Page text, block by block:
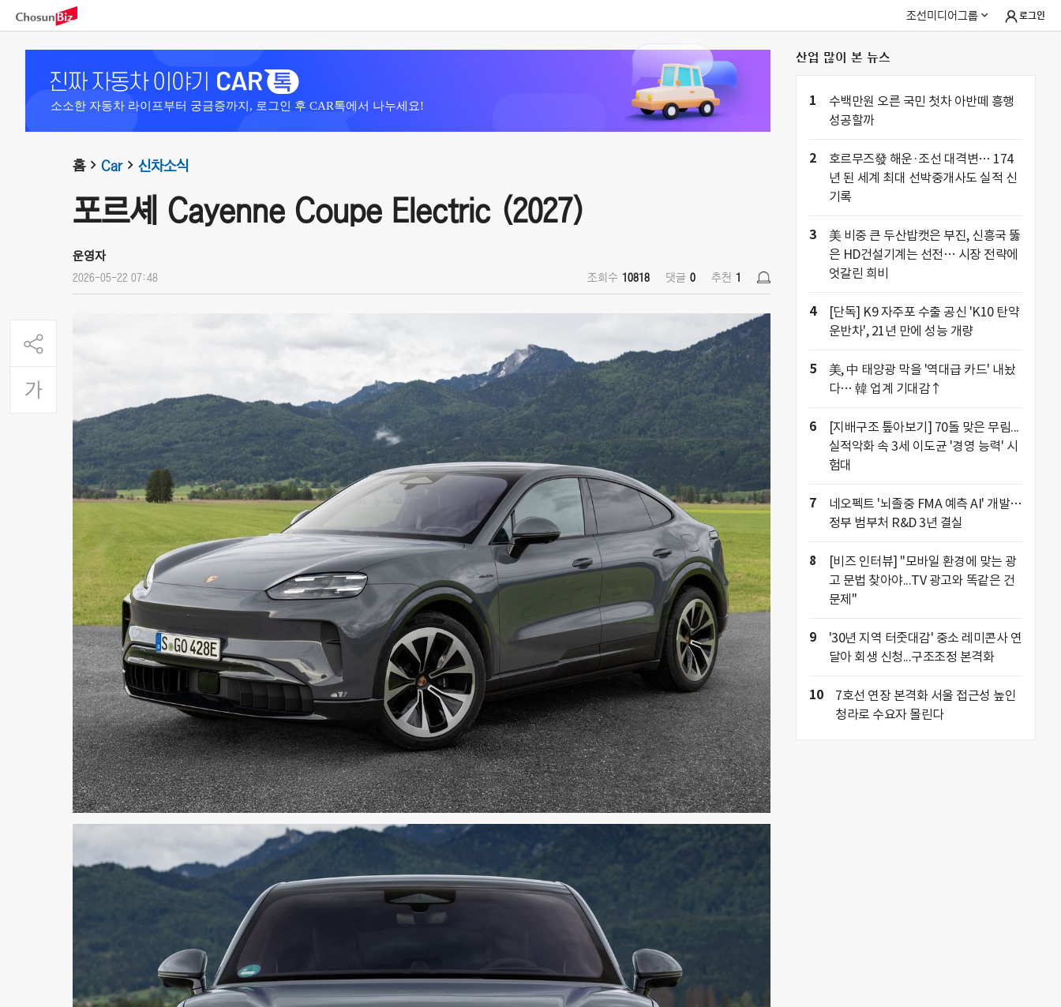
조선미디어그룹 로그인
소소한 자동차 라이프부터 궁금증까지, 로그인 후 CAR톡에서 나누세요!
홈 Car 신차소식
포르셰 Cayenne Coupe Electric (2027)
운영자
2026-05-22 07:48 조회수 10818 댓글 0 추천 1
산업 많이 본 뉴스